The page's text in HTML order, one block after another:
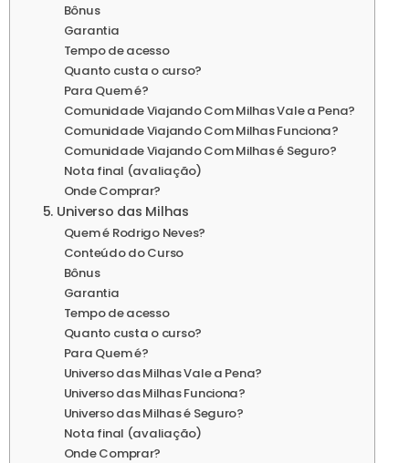
Bônus
Garantia
Tempo de acesso
Quanto custa o curso?
Para Quem é?
Comunidade Viajando Com Milhas Vale a Pena?
Comunidade Viajando Com Milhas Funciona?
Comunidade Viajando Com Milhas é Seguro?
Nota final (avaliação)
Onde Comprar?
5. Universo das Milhas
Quem é Rodrigo Neves?
Conteúdo do Curso
Bônus
Garantia
Tempo de acesso
Quanto custa o curso?
Para Quem é?
Universo das Milhas Vale a Pena?
Universo das Milhas Funciona?
Universo das Milhas é Seguro?
Nota final (avaliação)
Onde Comprar?